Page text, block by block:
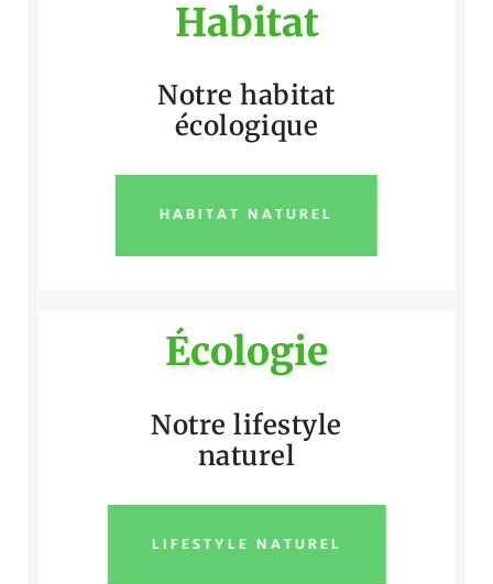
Habitat
Notre habitat
écologique
HABITAT NATUREL
Écologie
Notre lifestyle
naturel
LIFESTYLE NATUREL